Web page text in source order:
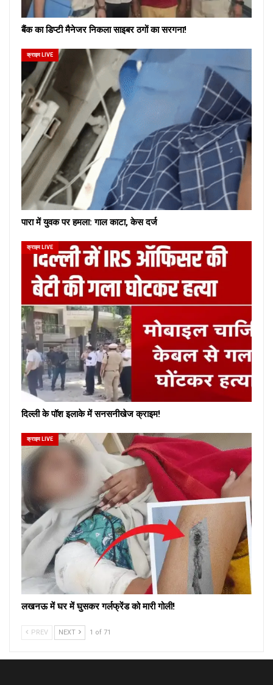
बैंक का डिप्टी मैनेजर निकला साइबर ठगों का सरगना!
क्राइम LIVE
पारा में युवक पर हमला: गाल काटा, केस दर्ज
क्राइम LIVE
दिल्ली के पॉश इलाके में सनसनीखेज क्राइम!
क्राइम LIVE
लखनऊ में घर में घुसकर गर्लफ्रेंड को मारी गोली!
PREV NEXT 1 of 71